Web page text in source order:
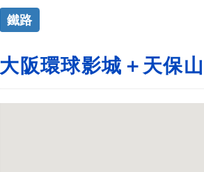
鐵路
大阪環球影城＋天保